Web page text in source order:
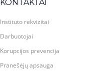
KONTAKTAI
Instituto rekvizitai
Darbuotojai
Korupcijos prevencija
Pranešėjų apsauga